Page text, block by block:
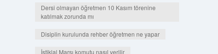
Dersi olmayan öğretmen 10 Kasım törenine
katılmak zorunda mı
Disiplin kurulunda rehber öğretmen ne yapar
İstiklal Marşı komutu nasıl verilir